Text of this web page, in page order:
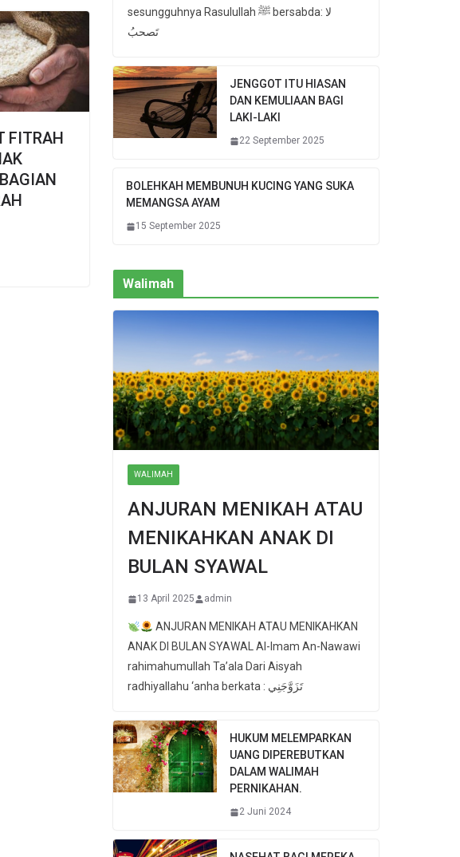
FITRAH
sesungguhnya Rasulullah ﷺ bersabda: لا
تَصحبُ
JENGGOT ITU HIASAN
DAN KEMULIAAN BAGI
LAKI-LAKI
22 September 2025
BOLEHKAH MEMBUNUH KUCING YANG SUKA
MEMANGSA AYAM
15 September 2025
Walimah
WALIMAH
ANJURAN MENIKAH ATAU
MENIKAHKAN ANAK DI
BULAN SYAWAL
13 April 2025 admin
ANJURAN MENIKAH ATAU MENIKAHKAN
ANAK DI BULAN SYAWAL Al-Imam An-Nawawi
rahimahumullah Ta’ala Dari Aisyah
radhiyallahu ‘anha berkata : تَزَوَّجَنِي
HUKUM MELEMPARKAN
UANG DIPEREBUTKAN
DALAM WALIMAH
PERNIKAHAN.
2 Juni 2024